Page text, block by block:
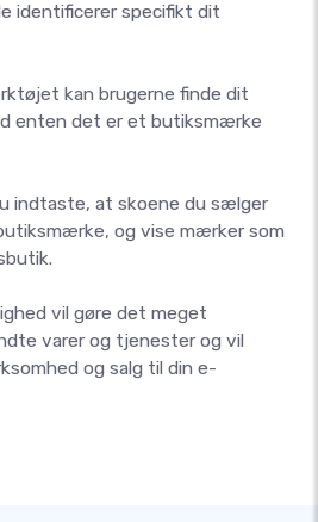
identificerer specifikt dit
kan brugerne finde dit
enten det er et butiksmærke
indtaste, at skoene du sælger
og vise mærker som
vil gøre det meget
varer og tjenester og vil
og salg til din e-